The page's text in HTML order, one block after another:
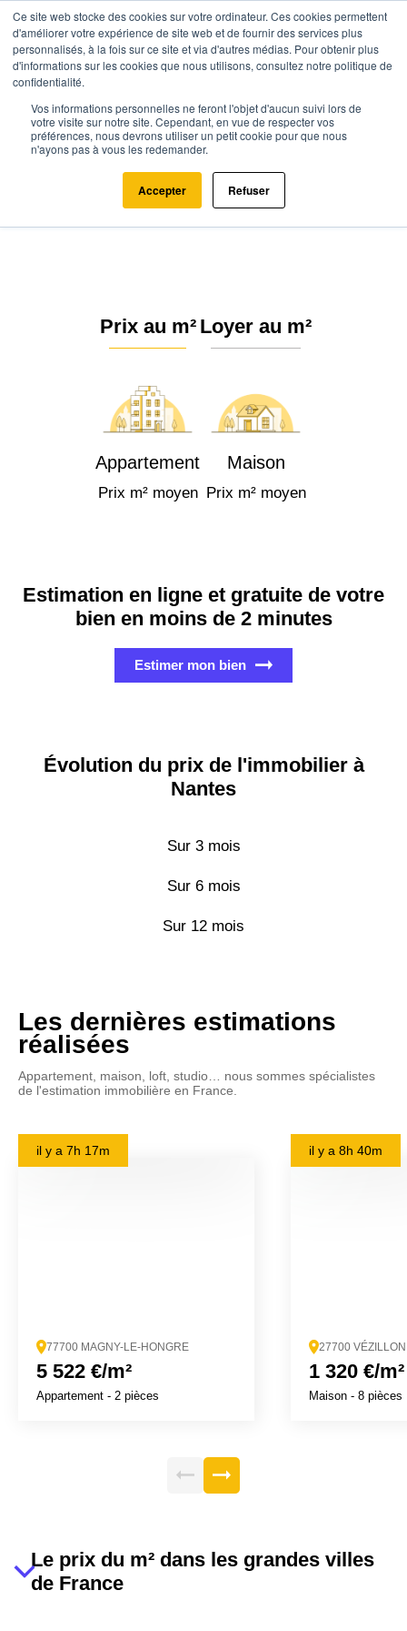
Ce site web stocke des cookies sur votre ordinateur. Ces cookies permettent
d'améliorer votre expérience de site web et de fournir des services plus
personnalisés, à la fois sur ce site et via d'autres médias. Pour obtenir plus
d'informations sur les cookies que nous utilisons, consultez notre politique de
confidentialité.
Vos informations personnelles ne feront l'objet d'aucun suivi lors de
votre visite sur notre site. Cependant, en vue de respecter vos
préférences, nous devrons utiliser un petit cookie pour que nous
n'ayons pas à vous les redemander.
Accepter Refuser
Agence.immo Prix immobilier Pays de la Loire Loire-Atlantique
Nantes (44000)
Estimation immobilière à Nantes :
Prix m² 2026
Prix au m²
Appartement
Prix m² moyen
Loyer au m²
Maison
Prix m² moyen
Estimation en ligne et gratuite de votre
bien en moins de 2 minutes
Estimer mon bien
Évolution du prix de l'immobilier à
Nantes
Sur 3 mois
Sur 6 mois
Sur 12 mois
Les dernières estimations
réalisées
Appartement, maison, loft, studio… nous sommes spécialistes
de l'estimation immobilière en France.
il y a 7h 17m
77700 MAGNY-LE-HONGRE
5 522 €/m²
Appartement - 2 pièces
il y a 8h 40m
27700 VÉZILLON
1 320 €/m²
Maison - 8 pièces
Le prix du m² dans les grandes villes
de France